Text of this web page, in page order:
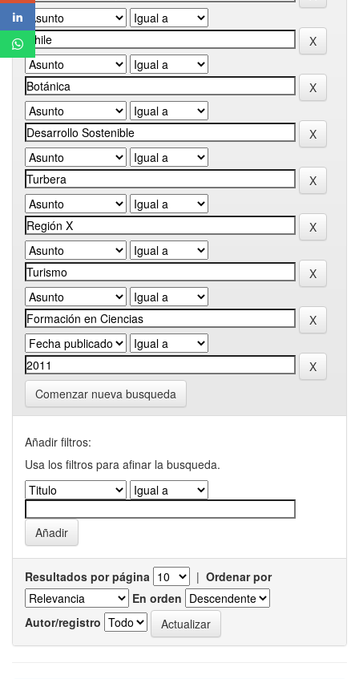
Comenzar nueva busqueda
Añadir filtros:
Usa los filtros para afinar la busqueda.
Resultados por página | Ordenar por
En orden
Autor/registro